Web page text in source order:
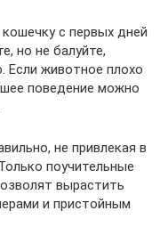
с первых дней
но не балуйте,
Если животное плохо
поведение можно
не привлекая в
поучительные
вырастить
и пристойным